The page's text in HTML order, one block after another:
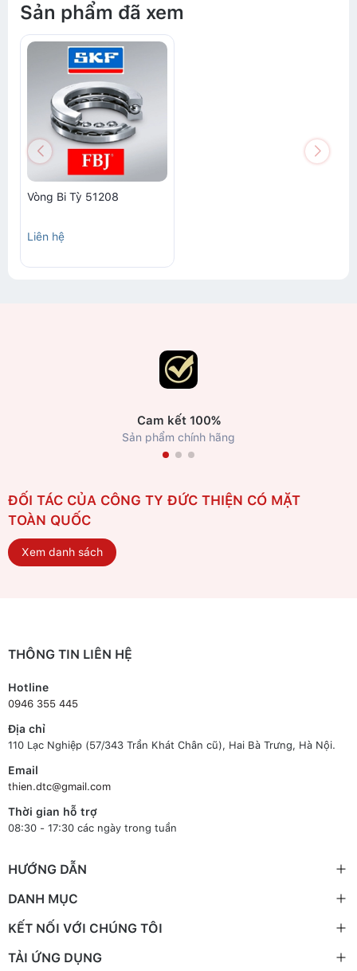
Sản phẩm đã xem
Vòng Bi Tỳ 51208
Liên hệ
Cam kết 100%
Sản phẩm chính hãng
ĐỐI TÁC CỦA CÔNG TY ĐỨC THIỆN CÓ MẶT
TOÀN QUỐC
Xem danh sách
THÔNG TIN LIÊN HỆ
Hotline
0946 355 445
Địa chỉ
110 Lạc Nghiệp (57/343 Trần Khát Chân cũ), Hai Bà Trưng, Hà Nội.
Email
thien.dtc@gmail.com
Thời gian hỗ trợ
08:30 - 17:30 các ngày trong tuần
HƯỚNG DẪN
DANH MỤC
KẾT NỐI VỚI CHÚNG TÔI
TẢI ỨNG DỤNG